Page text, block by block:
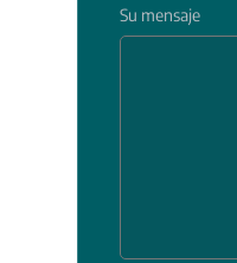
Su mensaje